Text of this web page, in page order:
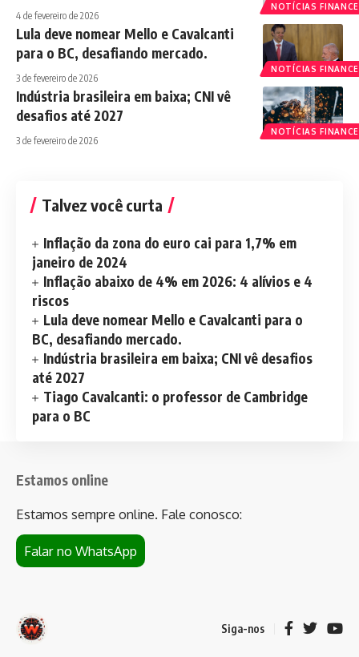
NOTÍCIAS
4 de fevereiro de 2026
NOTÍCIAS
Lula deve nomear Mello e Cavalcanti
para o BC, desafiando mercado.
3 de fevereiro de 2026
NOTÍCIAS
Indústria brasileira em baixa; CNI vê
desafios até 2027
3 de fevereiro de 2026
Talvez você curta
Inflação da zona do euro cai para 1,7% em
janeiro de 2024
Inflação abaixo de 4% em 2026: 4 alívios e 4
riscos
Lula deve nomear Mello e Cavalcanti para o
BC, desafiando mercado.
Indústria brasileira em baixa; CNI vê desafios
até 2027
Tiago Cavalcanti: o professor de Cambridge
para o BC
Estamos online
Estamos sempre online. Fale conosco:
Falar no WhatsApp
Siga-nos